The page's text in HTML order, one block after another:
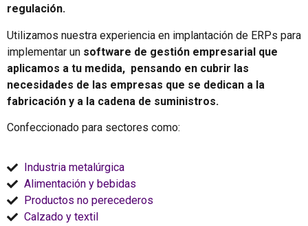
regulación.
Utilizamos nuestra experiencia en implantación de ERPs para
implementar un software de gestión empresarial que
aplicamos a tu medida, pensando en cubrir las
necesidades de las empresas que se dedican a la
fabricación y a la cadena de suministros.
Confeccionado para sectores como:
Industria metalúrgica
Alimentación y bebidas
Productos no perecederos
Calzado y textil